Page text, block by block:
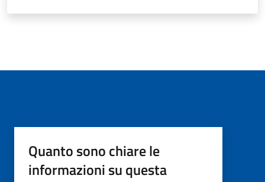
Quanto sono chiare le
informazioni su questa